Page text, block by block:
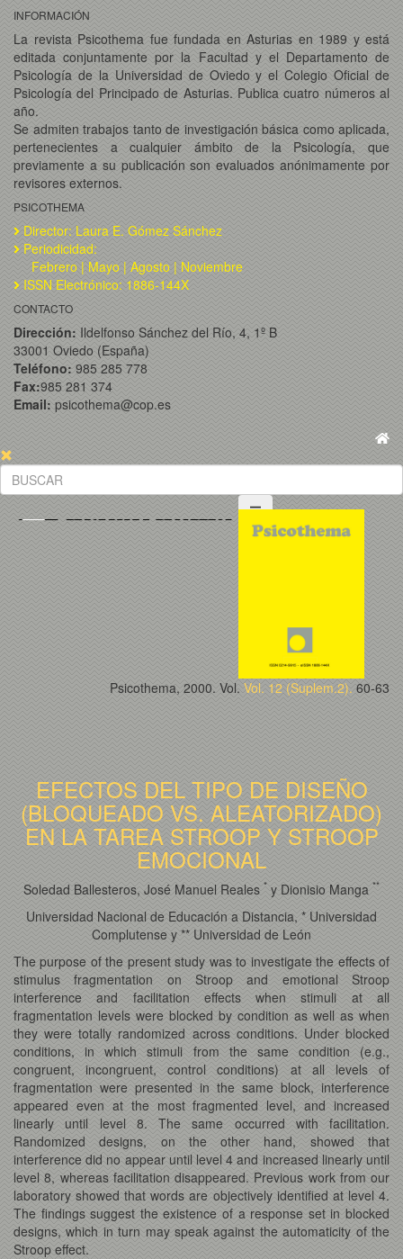
INFORMACIÓN
La revista Psicothema fue fundada en Asturias en 1989 y está
editada conjuntamente por la Facultad y el Departamento de
Psicología de la Universidad de Oviedo y el Colegio Oficial de
Psicología del Principado de Asturias. Publica cuatro números al
año.
Se admiten trabajos tanto de investigación básica como aplicada,
pertenecientes a cualquier ámbito de la Psicología, que
previamente a su publicación son evaluados anónimamente por
revisores externos.
PSICOTHEMA
Director: Laura E. Gómez Sánchez
Periodicidad:
Febrero | Mayo | Agosto | Noviembre
ISSN Electrónico: 1886-144X
CONTACTO
Dirección: Ildelfonso Sánchez del Río, 4, 1º B
33001 Oviedo (España)
Teléfono: 985 285 778
Fax:985 281 374
Email: psicothema@cop.es
Psicothema, 2000. Vol. Vol. 12 (Suplem.2). 60-63
EFECTOS DEL TIPO DE DISEÑO
(BLOQUEADO VS. ALEATORIZADO)
EN LA TAREA STROOP Y STROOP
EMOCIONAL
Soledad Ballesteros, José Manuel Reales * y Dionisio Manga **
Universidad Nacional de Educación a Distancia, * Universidad
Complutense y ** Universidad de León
The purpose of the present study was to investigate the effects of
stimulus fragmentation on Stroop and emotional Stroop
interference and facilitation effects when stimuli at all
fragmentation levels were blocked by condition as well as when
they were totally randomized across conditions. Under blocked
conditions, in which stimuli from the same condition (e.g.,
congruent, incongruent, control conditions) at all levels of
fragmentation were presented in the same block, interference
appeared even at the most fragmented level, and increased
linearly until level 8. The same occurred with facilitation.
Randomized designs, on the other hand, showed that
interference did no appear until level 4 and increased linearly until
level 8, whereas facilitation disappeared. Previous work from our
laboratory showed that words are objectively identified at level 4.
The findings suggest the existence of a response set in blocked
designs, which in turn may speak against the automaticity of the
Stroop effect.